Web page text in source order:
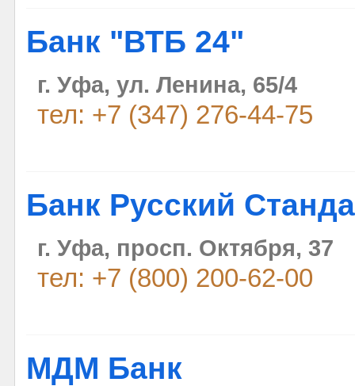
Банк "ВТБ 24"
г. Уфа, ул. Ленина, 65/4
тел: +7 (347) 276-44-75
Банк Русский
г. Уфа, просп. Октября, 37
тел: +7 (800) 200-62-00
МДМ Банк